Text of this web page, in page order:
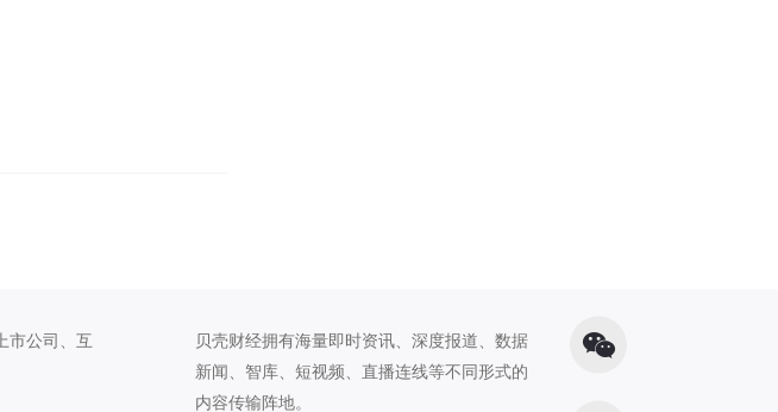
市公司、互
贝壳财经拥有海量即时资讯、深度报道、数据
新闻、智库、短视频、直播连线等不同形式的
内容传输阵地。